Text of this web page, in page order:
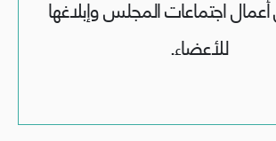
أعمال اجتماعات المجلس وإبلاغها
للأعضاء.